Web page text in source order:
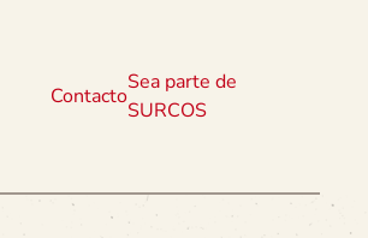
Contacto
Sea parte de
SURCOS